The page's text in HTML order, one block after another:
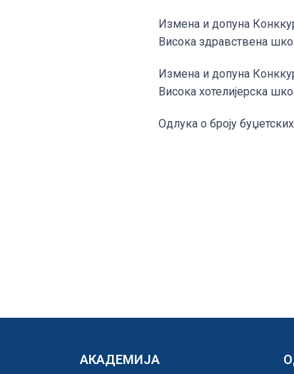
Измена и допуна
Висока здравствена
Измена и допуна
Висока хотелијерска
Одлука о броју
АКАДЕМИЈА